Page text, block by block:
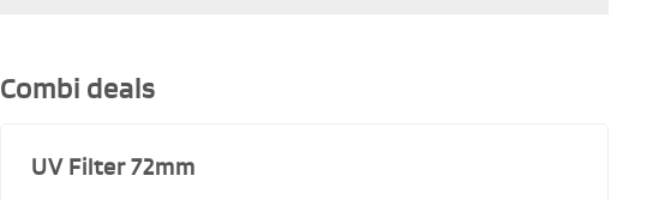
Combi deals
UV Filter 72mm